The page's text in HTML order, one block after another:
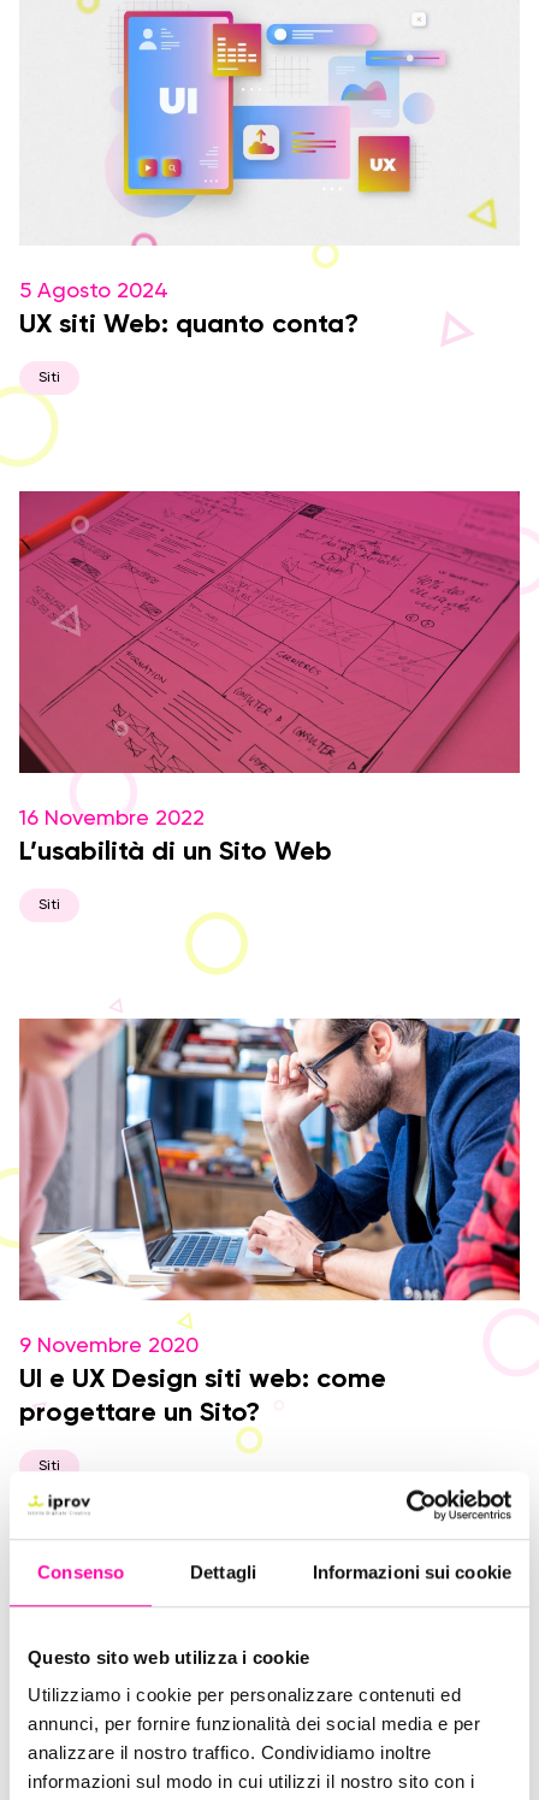
Consenso Dettagli Informazioni sui cookie
Questo sito web utilizza i cookie
Utilizziamo i cookie per personalizzare contenuti ed
annunci, per fornire funzionalità dei social media e per
analizzare il nostro traffico. Condividiamo inoltre
informazioni sul modo in cui utilizzi il nostro sito con i
5 Agosto 2024
UX siti Web: quanto conta?
Siti
16 Novembre 2022
L’usabilità di un Sito Web
Siti
9 Novembre 2020
UI e UX Design siti web: come
progettare un Sito?
Siti